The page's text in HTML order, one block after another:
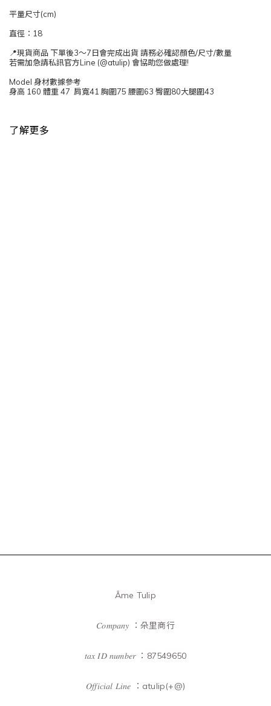
平量尺寸(cm)
直徑：18
📍現貨商品 下單後3～7日會完成出貨 請務必確認顏色/尺寸/數量
若需加急請私訊官方Line (@atulip) 會協助您做處理!
Model 身材數據參考
身高 160 體重 47 肩寬41 胸圍75 腰圍63 臀圍80大腿圍43
了解更多
Âme Tulip
𝐶𝑜𝑚𝑝𝑎𝑛𝑦 ：朵里商行
𝑡𝑎𝑥 𝐼𝐷 𝑛𝑢𝑚𝑏𝑒𝑟 ：87549650
𝑂𝑓𝑓𝑖𝑐𝑖𝑎𝑙 𝐿𝑖𝑛𝑒 ：atulip(+@)